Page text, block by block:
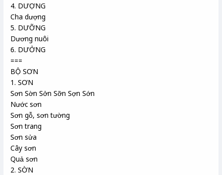
4. DƯỢNG
Cha dượng
5. DƯỠNG
Dương nuôi
6. DƯỞNG
===
BỘ SƠN
1. SƠN
Sơn Sờn Sởn Sỡn Sợn Sớn
Nước sơn
Sơn gỗ, sơn tường
Sơn trang
Sơn sửa
Cây sơn
Quả sơn
2. SỜN